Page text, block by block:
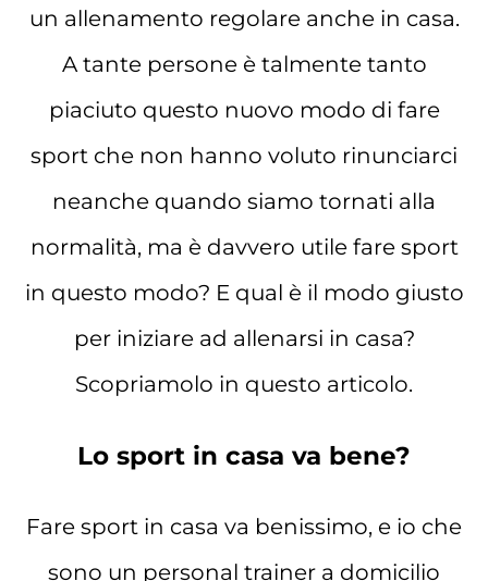
un allenamento regolare anche in casa.
A tante persone è talmente tanto
piaciuto questo nuovo modo di fare
sport che non hanno voluto rinunciarci
neanche quando siamo tornati alla
normalità, ma è davvero utile fare sport
in questo modo? E qual è il modo giusto
per iniziare ad allenarsi in casa?
Scopriamolo in questo articolo.
Lo sport in casa va bene?
Fare sport in casa va benissimo, e io che
sono un personal trainer a domicilio